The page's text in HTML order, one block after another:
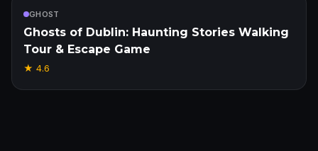
GHOST
Ghosts of Dublin: Haunting Stories Walking
Tour & Escape Game
★ 4.6